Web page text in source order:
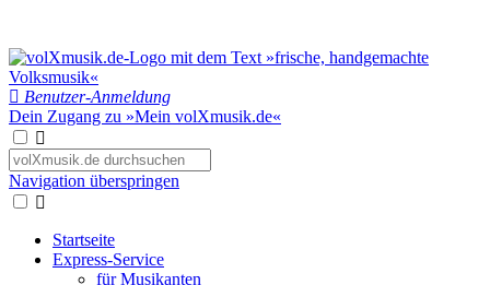
Benutzer-Anmeldung
Dein Zugang zu »Mein volXmusik.de«
Navigation überspringen
Startseite
Express-Service
für Musikanten